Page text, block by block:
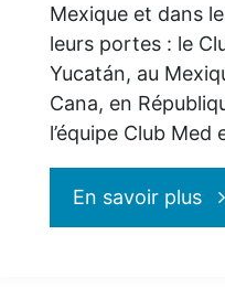
Mexique et dans
leurs portes : le
Yucatán, au
Cana, en
l’équipe Club
En savoir plus